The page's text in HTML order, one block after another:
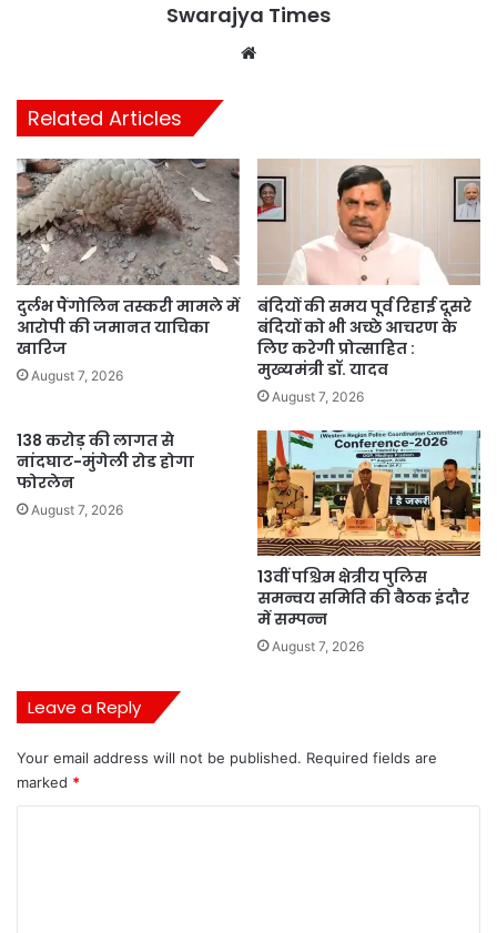
Swarajya Times
Related Articles
दुर्लभ पैंगोलिन तस्करी मामले में
आरोपी की जमानत याचिका
खारिज
August 7, 2026
बंदियों की समय पूर्व रिहाई दूसरे
बंदियों को भी अच्छे आचरण के
लिए करेगी प्रोत्साहित :
मुख्यमंत्री डॉ. यादव
August 7, 2026
138 करोड़ की लागत से
नांदघाट-मुंगेली रोड होगा
फोरलेन
August 7, 2026
13वीं पश्चिम क्षेत्रीय पुलिस
समन्वय समिति की बैठक इंदौर
में सम्पन्न
August 7, 2026
Leave a Reply
Your email address will not be published. Required fields are
marked *